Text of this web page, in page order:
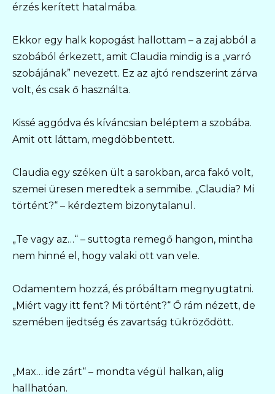
érzés kerített hatalmába.
Ekkor egy halk kopogást hallottam – a zaj abból a
szobából érkezett, amit Claudia mindig is a „varró
szobájának” nevezett. Ez az ajtó rendszerint zárva
volt, és csak ő használta.
Kissé aggódva és kíváncsian beléptem a szobába.
Amit ott láttam, megdöbbentett.
Claudia egy széken ült a sarokban, arca fakó volt,
szemei üresen meredtek a semmibe. „Claudia? Mi
történt?“ – kérdeztem bizonytalanul.
„Te vagy az…“ – suttogta remegő hangon, mintha
nem hinné el, hogy valaki ott van vele.
Odamentem hozzá, és próbáltam megnyugtatni.
„Miért vagy itt fent? Mi történt?“ Ő rám nézett, de
szemében ijedtség és zavartság tükröződött.
„Max… ide zárt“ – mondta végül halkan, alig
hallhatóan.